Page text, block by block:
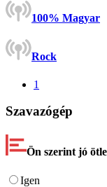
100% Magyar
Rock
1
Szavazógép
Ön szerint jó
Igen